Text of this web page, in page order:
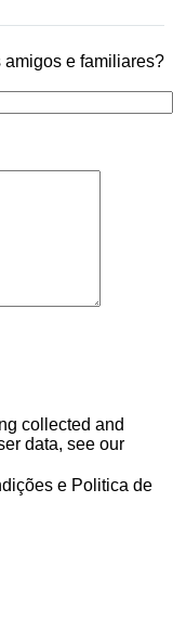
e familiares?
collected and
data, see our
e Politica de